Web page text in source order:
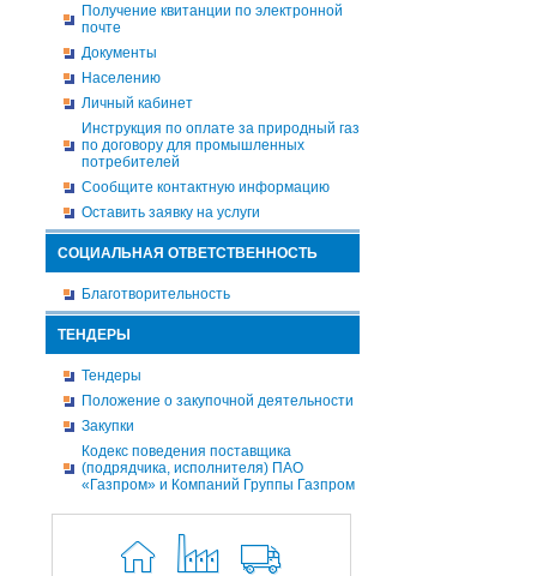
Получение квитанции по электронной
почте
Документы
Населению
Личный кабинет
Инструкция по оплате за природный газ
по договору для промышленных
потребителей
Сообщите контактную информацию
Оставить заявку на услуги
СОЦИАЛЬНАЯ ОТВЕТСТВЕННОСТЬ
Благотворительность
ТЕНДЕРЫ
Тендеры
Положение о закупочной деятельности
Закупки
Кодекс поведения поставщика
(подрядчика, исполнителя) ПАО
«Газпром» и Компаний Группы Газпром